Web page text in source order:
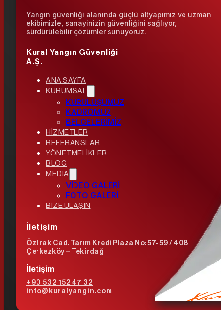
Yangın güvenliği alanında güçlü altyapımız ve uzman
ekibimizle, sanayinizin güvenliğini sağlıyor,
sürdürülebilir çözümler sunuyoruz.
Kural Yangın Güvenliği
A.Ş.
ANA SAYFA
KURUMSAL
KURULUŞUMUZ
KADROMUZ
BELGELERİMİZ
HİZMETLER
REFERANSLAR
YÖNETMELİKLER
BLOG
MEDİA
VİDEO GALERİ
FOTO GALERİ
BİZE ULAŞIN
İletişim
Öztrak Cad. Tarım Kredi Plaza No: 57-59 / 408
Çerkezköy – Tekirdağ
İletişim
+90 532 152 47 32
info@kuralyangin.com